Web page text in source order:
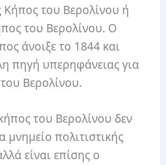
του Βερολίνου ή
του Βερολίνου. Ο
άνοιξε το 1844 και
πηγή υπερηφάνειας για
Βερολίνου.
του Βερολίνου δεν
μνημείο πολιτιστικής
είναι επίσης ο